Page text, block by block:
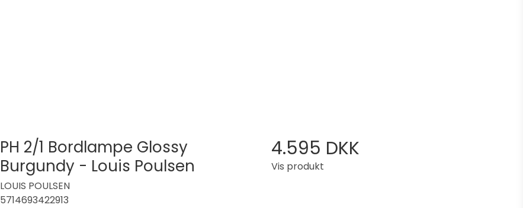
PH 2/1 Bordlampe Glossy
Burgundy - Louis Poulsen
LOUIS POULSEN
5714693422913
4.595 DKK
Vis produkt